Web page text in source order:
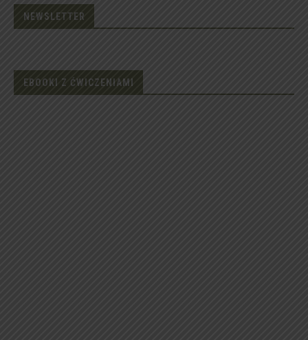
NEWSLETTER
EBOOKI Z ĆWICZENIAMI